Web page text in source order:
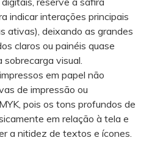
indicar interações principais
ativas), deixando as grandes
claros ou painéis quase
visual.
em papel não
de impressão ou
pois os tons profundos de
em relação à tela e
a nitidez de textos e ícones.